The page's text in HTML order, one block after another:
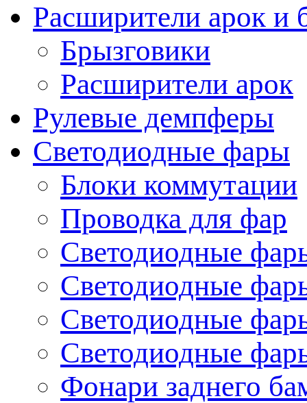
Расширители арок и
Брызговики
Расширители арок
Рулевые демпферы
Светодиодные фары
Блоки коммутации
Проводка для фар
Светодиодные
Светодиодные
Светодиодные
Светодиодные
Фонари заднего